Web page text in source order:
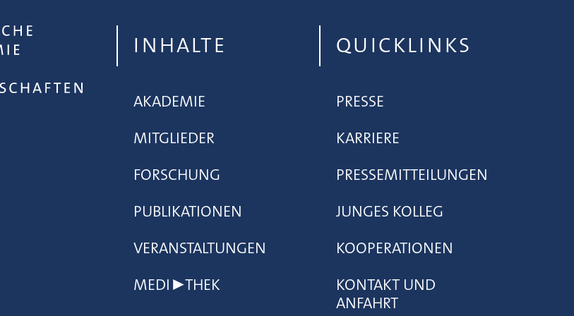
INHALTE
AKADEMIE
MITGLIEDER
FORSCHUNG
PUBLIKATIONEN
VERANSTALTUNGEN
MEDI▶THEK
QUICKLINKS
PRESSE
KARRIERE
PRESSEMITTEILUNGEN
JUNGES KOLLEG
KOOPERATIONEN
KONTAKT UND
ANFAHRT